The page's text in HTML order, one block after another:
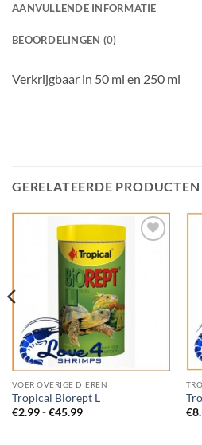
AANVULLENDE INFORMATIE
BEOORDELINGEN (0)
Verkrijgbaar in 50 ml en 250 ml
GERELATEERDE PRODUCTEN
VOER OVERIGE DIEREN
Tropical Biorept L
€2.99 - €45.99Prijsklasse:
€